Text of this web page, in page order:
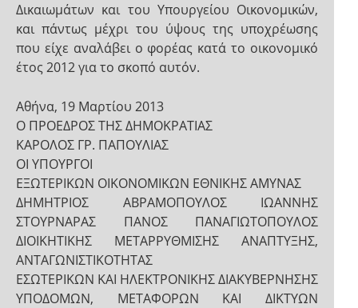
Δικαιωμάτων και του Υπουργείου Οικονομικών,
και πάντως μέχρι του ύψους της υποχρέωσης
που είχε αναλάβει ο φορέας κατά το οικονομικό
έτος 2012 για το σκοπό αυτόν.
Αθήνα, 19 Μαρτίου 2013
Ο ΠΡΟΕΔΡΟΣ ΤΗΣ ΔΗΜΟΚΡΑΤΙΑΣ
ΚΑΡΟΛΟΣ ΓΡ. ΠΑΠΟΥΛΙΑΣ
ΟΙ ΥΠΟΥΡΓΟΙ
ΕΞΩΤΕΡΙΚΩΝ ΟΙΚΟΝΟΜΙΚΩΝ ΕΘΝΙΚΗΣ ΑΜΥΝΑΣ
ΔΗΜΗΤΡΙΟΣ ΑΒΡΑΜΟΠΟΥΛΟΣ ΙΩΑΝΝΗΣ
ΣΤΟΥΡΝΑΡΑΣ ΠΑΝΟΣ ΠΑΝΑΓΙΩΤΟΠΟΥΛΟΣ
ΔΙΟΙΚΗΤΙΚΗΣ ΜΕΤΑΡΡΥΘΜΙΣΗΣ ΑΝΑΠΤΥΞΗΣ,
ΑΝΤΑΓΩΝΙΣΤΙΚΟΤΗΤΑΣ
ΕΣΩΤΕΡΙΚΩΝ ΚΑΙ ΗΛΕΚΤΡΟΝΙΚΗΣ ΔΙΑΚΥΒΕΡΝΗΣΗΣ
ΥΠΟΔΟΜΩΝ, ΜΕΤΑΦΟΡΩΝ ΚΑΙ ΔΙΚΤΥΩΝ